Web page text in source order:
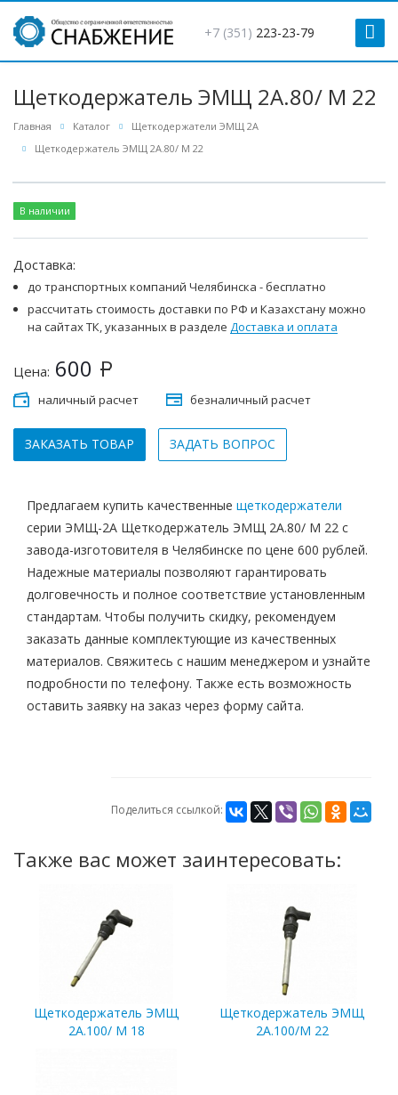
+7 (351) 223-23-79
Щеткодержатель ЭМЩ 2А.80/ М 22
Главная Каталог
Щеткодержатели ЭМЩ 2А
Щеткодержатель ЭМЩ 2А.80/ М 22
В наличии
Доставка:
до транспортных компаний Челябинска - бесплатно
рассчитать стоимость доставки по РФ и Казахстану можно
на сайтах ТК, указанных в разделе Доставка и оплата
Цена: 600 Р
наличный расчет безналичный расчет
ЗАКАЗАТЬ ТОВАР ЗАДАТЬ ВОПРОС
Предлагаем купить качественные щеткодержатели
серии ЭМЩ-2А Щеткодержатель ЭМЩ 2А.80/ М 22 с
завода-изготовителя в Челябинске по цене 600 рублей.
Надежные материалы позволяют гарантировать
долговечность и полное соответствие установленным
стандартам. Чтобы получить скидку, рекомендуем
заказать данные комплектующие из качественных
материалов. Свяжитесь с нашим менеджером и узнайте
подробности по телефону. Также есть возможность
оставить заявку на заказ через форму сайта.
Поделиться ссылкой:
Также вас может заинтересовать:
Щеткодержатель ЭМЩ
2А.100/ М 18
Щеткодержатель ЭМЩ
2А.100/М 22